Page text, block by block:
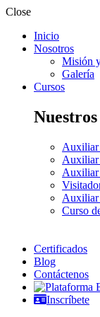
Close
Inicio
Nosotros
Misión
Galería
Cursos
Auxiliar
Auxiliar
Auxiliar
Auxiliar
Curso
Certificados
Blog
Contáctenos
Inscríbete